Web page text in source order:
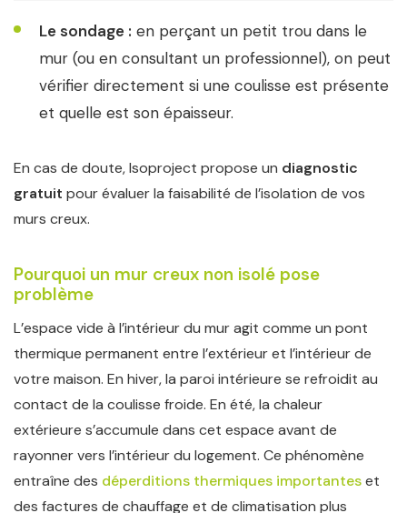
Le sondage : en perçant un petit trou dans le
mur (ou en consultant un professionnel), on peut
vérifier directement si une coulisse est présente
et quelle est son épaisseur.
En cas de doute, Isoproject propose un diagnostic
gratuit pour évaluer la faisabilité de l’isolation de vos
murs creux.
Pourquoi un mur creux non isolé pose
problème
L’espace vide à l’intérieur du mur agit comme un pont
thermique permanent entre l’extérieur et l’intérieur de
votre maison. En hiver, la paroi intérieure se refroidit au
contact de la coulisse froide. En été, la chaleur
extérieure s’accumule dans cet espace avant de
rayonner vers l’intérieur du logement. Ce phénomène
entraîne des déperditions thermiques importanteset
des factures de chauffage et de climatisation plus